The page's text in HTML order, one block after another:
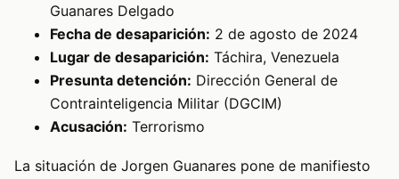
Guanares Delgado
Fecha de desaparición: 2 de agosto de 2024
Lugar de desaparición: Táchira, Venezuela
Presunta detención: Dirección General de
Contrainteligencia Militar (DGCIM)
Acusación: Terrorismo
La situación de Jorgen Guanares pone de manifiesto